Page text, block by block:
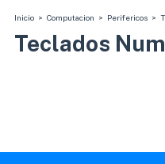
Inicio > Computacion > Perifericos >
Teclados